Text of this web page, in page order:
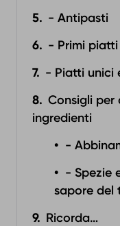
- Antipasti
- Primi
- Piatti unici
Consigli
ingredienti‍
-
- Spezie
sapore del
Ricorda…